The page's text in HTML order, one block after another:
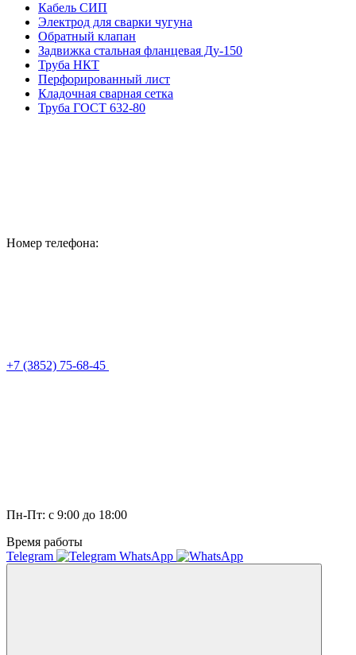
Кабель СИП
Электрод для сварки чугуна
Обратный клапан
Задвижка стальная фланцевая Ду-150
Труба НКТ
Перфорированный лист
Кладочная сварная сетка
Труба ГОСТ 632-80
Номер телефона:
+7 (3852) 75-68-45
Пн-Пт: с 9:00 до 18:00
Время работы
Telegram
WhatsApp